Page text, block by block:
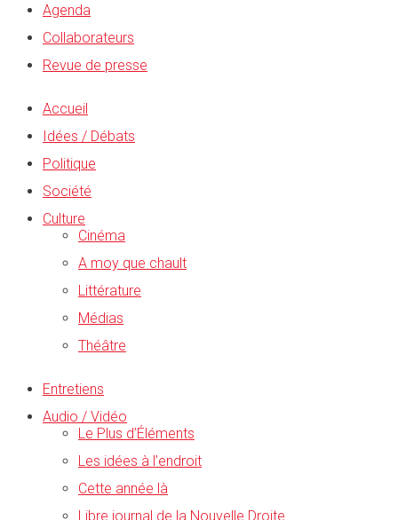
Agenda
Collaborateurs
Revue de presse
Accueil
Idées / Débats
Politique
Société
Culture
Cinéma
A moy que chault
Littérature
Médias
Théâtre
Entretiens
Audio / Vidéo
Le Plus d’Éléments
Les idées à l’endroit
Cette année là
Libre journal de la Nouvelle Droite